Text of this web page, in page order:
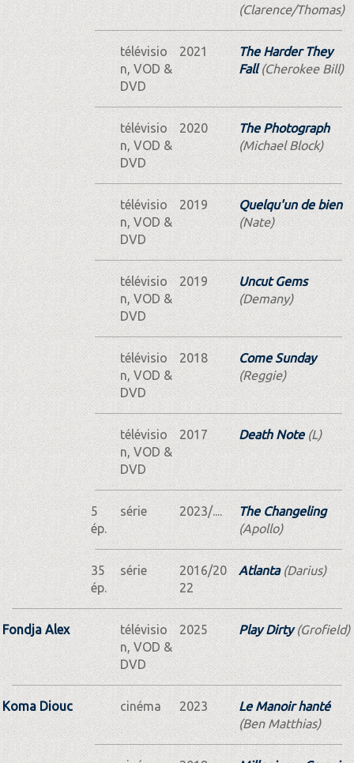
(Clarence/Thomas)
télévisio
n, VOD &
DVD
2021
The Harder They
Fall(Cherokee Bill)
télévisio
n, VOD &
DVD
2020
The Photograph
(Michael Block)
télévisio
n, VOD &
DVD
2019
Quelqu'un de bien
(Nate)
télévisio
n, VOD &
DVD
2019
Uncut Gems
(Demany)
télévisio
n, VOD &
DVD
2018
Come Sunday
(Reggie)
télévisio
n, VOD &
DVD
2017 Death Note(L)
5
ép.
série 2023/....
The Changeling
(Apollo)
35
ép.
série
2016/20
22
Atlanta(Darius)
Fondja Alex
télévisio
n, VOD &
DVD
2025 Play Dirty(Grofield)
Koma Diouc cinéma 2023
Le Manoir hanté
(Ben Matthias)